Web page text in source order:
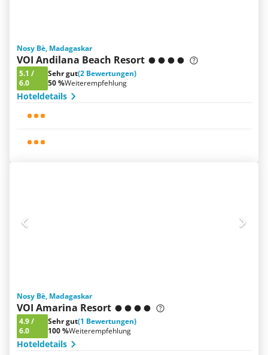
Nosy Bè, Madagaskar
VOI Andilana Beach Resort
5.1 /
6.0
Sehr gut(2 Bewertungen)
50 %Weiterempfehlung
Hoteldetails
Nosy Bè, Madagaskar
VOI Amarina Resort
4.9/
6.0
Sehr gut(1 Bewertungen)
100 %Weiterempfehlung
Hoteldetails